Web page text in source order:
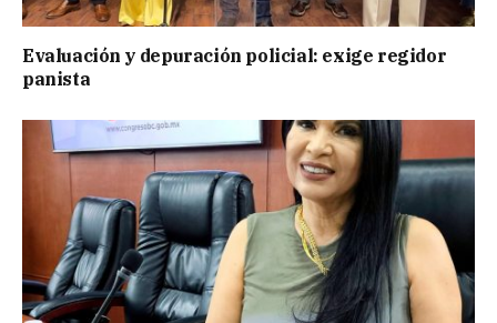
Evaluación y depuración policial: exige regidor
panista